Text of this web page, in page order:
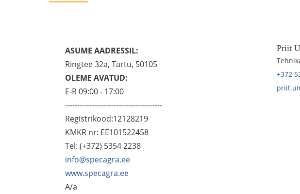
ASUME AADRESSIL:
Ringtee 32a, Tartu, 50105
OLEME AVATUD:
E-R 09:00 - 17:00
----------------------------------------
Registrikood:12128219
KMKR nr: EE101522458
Tel: (+372) 5354 2238
info@specagra.ee
www.specagra.ee
A/a
Priit
+372